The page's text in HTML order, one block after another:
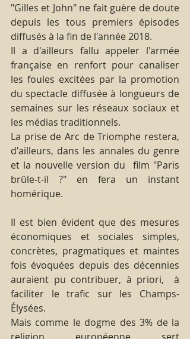
"Gilles et John" ne fait guère de doute
depuis les tous premiers épisodes
diffusés à la fin de l'année 2018.
Il a d'ailleurs fallu appeler l'armée
française en renfort pour canaliser
les foules excitées par la promotion
du spectacle diffusée à longueurs de
semaines sur les réseaux sociaux et
les médias traditionnels.
La prise de Arc de Triomphe restera,
d'ailleurs, dans les annales du genre
et la nouvelle version du  film "Paris
brûle-t-il ?" en fera un instant
homérique.
Il est bien évident que des mesures
économiques et sociales simples,
concrètes, pragmatiques et maintes
fois évoquées depuis des décennies
auraient pu contribuer, à priori,  à
faciliter le trafic sur les Champs-
Élysées.
Mais comme le dogme des 3% de la